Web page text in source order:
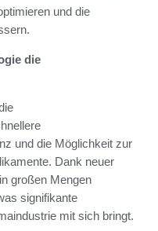
und die
die
und die Möglichkeit zur
Dank neuer
großen Mengen
signifikante
mit sich bringt.